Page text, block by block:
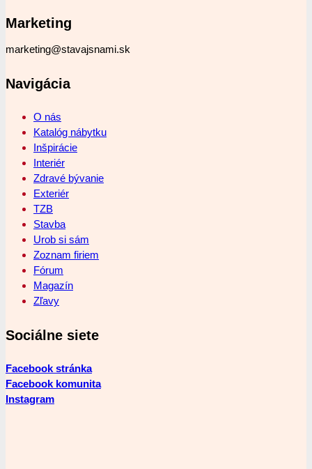
Marketing
marketing@stavajsnami.sk
Navigácia
O nás
Katalóg nábytku
Inšpirácie
Interiér
Zdravé bývanie
Exteriér
TZB
Stavba
Urob si sám
Zoznam firiem
Fórum
Magazín
Zľavy
Sociálne siete
Facebook stránka
Facebook komunita
Instagram